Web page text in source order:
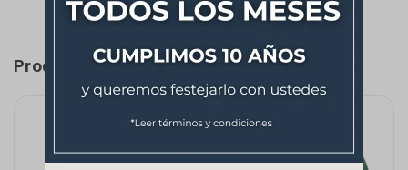
Productos que te pueden interesar